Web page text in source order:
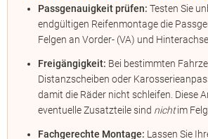
Passgenauigkeit prüfen: Testen Sie
endgültigen Reifenmontage die
Felgen an Vorder- (VA) und Hinterachse
Freigängigkeit: Bei bestimmten
Distanzscheiben oder
damit die Räder nicht schleifen. Diese
eventuelle Zusatzteile sind nichtim
Fachgerechte Montage: Lassen Sie